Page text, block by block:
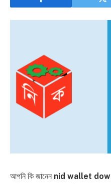
আপনি কি জানেন nid wallet